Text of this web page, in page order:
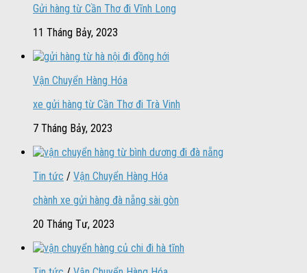
Gửi hàng từ Cần Thơ đi Vĩnh Long
11 Tháng Bảy, 2023
Vận Chuyển Hàng Hóa
xe gửi hàng từ Cần Thơ đi Trà Vinh
7 Tháng Bảy, 2023
Tin tức / Vận Chuyển Hàng Hóa
chành xe gửi hàng đà nẵng sài gòn
20 Tháng Tư, 2023